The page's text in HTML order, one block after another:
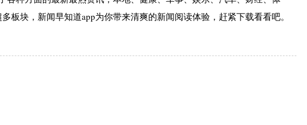
板块，新闻早知道app为你带来清爽的新闻阅读体验，赶紧下载看看吧。